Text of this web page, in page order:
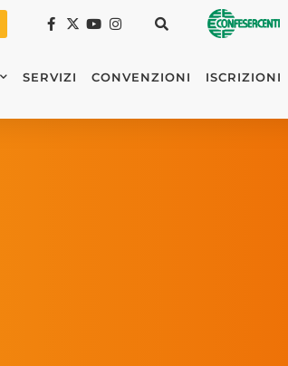
SERVIZI CONVENZIONI ISCRIZIONI